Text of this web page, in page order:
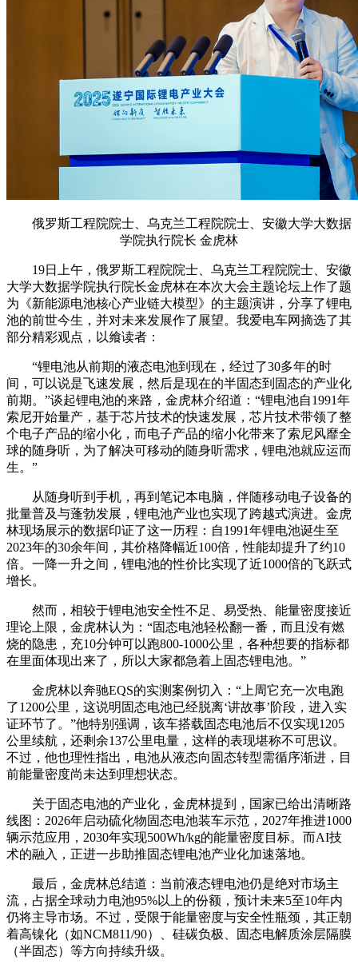
俄罗斯工程院院士、乌克兰工程院院士、安徽大学大数据
学院执行院长 金虎林
19日上午，俄罗斯工程院院士、乌克兰工程院院士、安徽
大学大数据学院执行院长金虎林在本次大会主题论坛 上作了题
为《新能源电池核心产业链大模型》的主题演讲，分享了锂电
池的前世今生，并对未来发展作了展望。我爱电车网摘选了其
部分精彩观点，以飨读者：
“锂电池从前期的液态电池到现在，经过了30多年的时
间，可以说是飞速发展，然后是现在的半固态到固态的产业化
前期。”谈起锂电池的来路，金虎林介绍道： “锂电池自1991年
索尼开始量产，基于芯片技术的快速发展，芯片技术带领了整
个电子产品的缩小化，而电子产品的缩小化带来了索尼风靡全
球的随身听，为了解决可移动的随身听需求，锂电池就应运而
生。 ”
从随身听到手机，再到笔记本电脑，伴随移动电子设备的
批量普及与蓬勃发展，锂电池产业也实现了跨越式演进。金虎
林现场展示的数据印证了这一历程：自1991年锂电池诞生至
2023年的30余年间，其价格降幅近100倍，性能却提升了约10
倍。一降一升之间，锂电池的性价比实现了近1000倍的飞跃式
增长。
然而，相较于锂电池安全性不足、易受热、 能量密度接近
理论上限 ，金虎林认为：“固态电池轻松翻一番，而且没有燃
烧的隐患，充10分钟可以跑800-1000公里，各种想要的指标都
在里面体现出来了，所以大家都急着上固态锂电池。 ”
金虎林以奔驰EQS的实测案例切入：“上周它充一次电跑
了1200公里，这说明固态电池已经脱离‘讲故事’阶段，进入实
证环节了。”他特别强调，该车搭载固态电池后不仅实现1205
公里续航，还剩余137公里电量，这样的表现堪称不可思议。
不过，他也理性指出，电池从液态向固态转型需循序渐进，目
前能量密度尚未达到理想状态。
关于固态电池的产业化，金虎林提到，国家已给出清晰路
线图：2026年启动硫化物固态电池装车示范，2027年推进1000
辆示范应用，2030年实现500Wh/kg的能量密度目标。而AI技
术的融入，正进一步助推固态锂电池产业化加速落地。
最后，金虎林总结道：当前液态锂电池仍是绝对市场主
流，占据全球动力电池95%以上的份额，预计未来5至10年内
仍将主导市场。不过，受限于能量密度与安全性瓶颈，其正朝
着高镍化（如NCM811/90）、硅碳负极、固态电解质涂层隔膜
（半固态）等方向持续升级。